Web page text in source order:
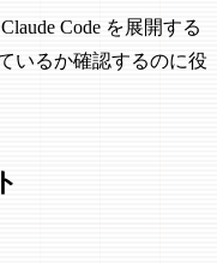
Code を展開する
いるか確認するのに役